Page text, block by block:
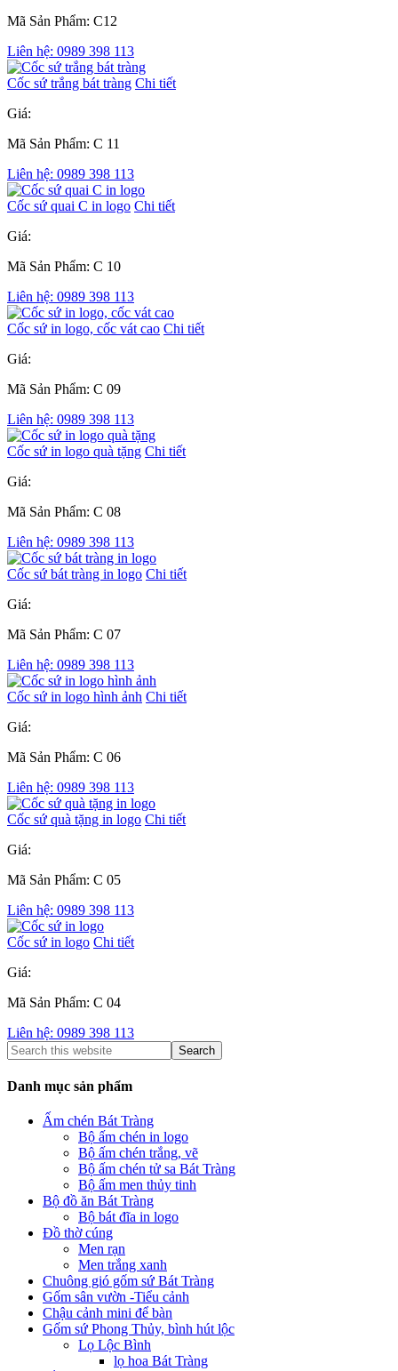
Mã Sản Phẩm: C12
Liên hệ: 0989 398 113
Cốc sứ trắng bát tràng Chi tiết
Giá:
Mã Sản Phẩm: C 11
Liên hệ: 0989 398 113
Cốc sứ quai C in logo Chi tiết
Giá:
Mã Sản Phẩm: C 10
Liên hệ: 0989 398 113
Cốc sứ in logo, cốc vát cao Chi tiết
Giá:
Mã Sản Phẩm: C 09
Liên hệ: 0989 398 113
Cốc sứ in logo quà tặng Chi tiết
Giá:
Mã Sản Phẩm: C 08
Liên hệ: 0989 398 113
Cốc sứ bát tràng in logo Chi tiết
Giá:
Mã Sản Phẩm: C 07
Liên hệ: 0989 398 113
Cốc sứ in logo hình ảnh Chi tiết
Giá:
Mã Sản Phẩm: C 06
Liên hệ: 0989 398 113
Cốc sứ quà tặng in logo Chi tiết
Giá:
Mã Sản Phẩm: C 05
Liên hệ: 0989 398 113
Cốc sứ in logo Chi tiết
Giá:
Mã Sản Phẩm: C 04
Liên hệ: 0989 398 113
Danh mục sản phẩm
Ấm chén Bát Tràng
Bộ ấm chén in logo
Bộ ấm chén trắng, vẽ
Bộ ấm chén tử sa Bát Tràng
Bộ ấm men thủy tinh
Bộ đồ ăn Bát Tràng
Bộ bát đĩa in logo
Đồ thờ cúng
Men rạn
Men trắng xanh
Chuông gió gốm sứ Bát Tràng
Gốm sân vườn -Tiểu cảnh
Chậu cảnh mini để bàn
Gốm sứ Phong Thủy, bình hút lộc
Lọ Lộc Bình
lọ hoa Bát Tràng